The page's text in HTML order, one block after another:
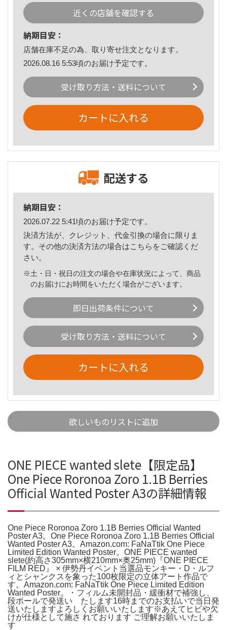
近くの店舗を確認する
納期目安：
店舗在庫不足の為、取り寄せ注文となります。
2026.08.16 5:53頃のお届け予定です。
受け取り方法・送料について
カートに入れる
配送する
納期目安：
2026.07.22 5:41頃のお届け予定です。
決済方法が、クレジット、代金引換の場合に限りま
す。その他の決済方法の場合はこちら をご確認くだ
さい。
※土・日・祝日の注文の場合や在庫状況によって、商品
のお届けにお時間をいただく場合がございます。
即日出荷条件について
受け取り方法・送料について
カートに入れる
欲しいものリストに追加
ONE PIECE wanted slete【限定品】
One Piece Roronoa Zoro 1.1B Berries
Official Wanted Poster A3の詳細情報
One Piece Roronoa Zoro 1.1B Berries Official Wanted
Poster A3。One Piece Roronoa Zoro 1.1B Berries Official
Wanted Poster A3。Amazon.com: FaNaTtik One Piece
Limited Edition Wanted Poster。ONE PIECE wanted
slete(約高さ305mm×横210mm×奥25mm)『ONE PIECE
FILM RED』 × 伊勢丹イベント当選品モンキー・D・ルフ
ィとシャンクスを象った100枚限定の立体アート作品で
す。Amazon.com: FaNaTtik One Piece Limited Edition
Wanted Poster。・フィルム未開封品・緩衝材で補強し、
段ボールで発送い たします16時までのお支払いで当日発
送いたしますよろしくお願いいたします※あえてヒビや欠
けが仕様として施さ れております ご理解お願いいたしま
す